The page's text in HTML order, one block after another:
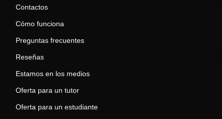
Contactos
Cómo funciona
Preguntas frecuentes
Reseñas
Estamos en los medios
Oferta para un tutor
Oferta para un estudiante